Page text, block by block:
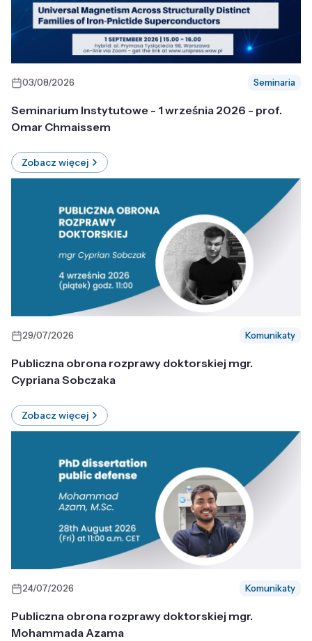
03/08/2026 Seminaria
Seminarium Instytutowe - 1 września 2026 - prof.
Omar Chmaissem
Zobacz więcej
29/07/2026 Komunikaty
Publiczna obrona rozprawy doktorskiej mgr.
Cypriana Sobczaka
Zobacz więcej
24/07/2026 Komunikaty
Publiczna obrona rozprawy doktorskiej mgr.
Mohammada Azama